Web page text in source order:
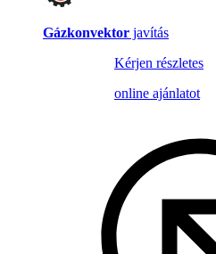
Gázkonvektor javítás
Kérjen részletes
online ajánlatot